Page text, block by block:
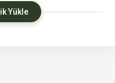
Dünyada yer alan her
belirli şartları
Yükle